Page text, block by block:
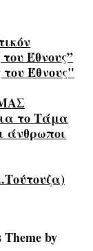
Έθνους”
Έθνους"
το Τάμα
άνθρωποι
by